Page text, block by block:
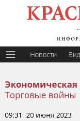
Новости
Экономическая
Торговые войны
09:31 20 июня 2023